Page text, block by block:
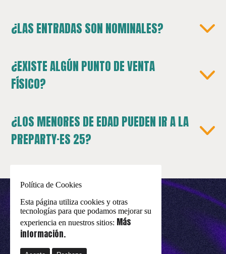
¿LAS ENTRADAS SON NOMINALES?
¿EXISTE ALGÚN PUNTO DE VENTA
FÍSICO?
¿LOS MENORES DE EDAD PUEDEN IR A LA
PREPARTY·ES 25?
Política de Cookies
Esta página utiliza cookies y otras
tecnologías para que podamos mejorar su
experiencia en nuestros sitios: Más
información.